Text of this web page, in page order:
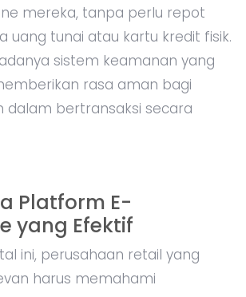
mereka, tanpa perlu repot
uang tunai atau kartu kredit fisik.
sistem keamanan yang
rasa aman bagi
dalam bertransaksi secara
Platform E-
yang Efektif
ini, perusahaan retail yang
harus memahami